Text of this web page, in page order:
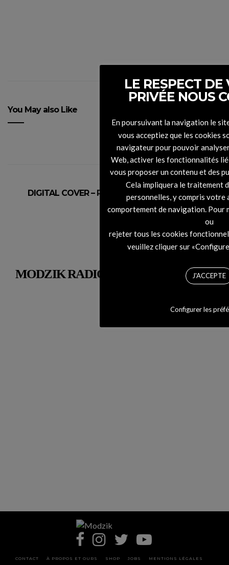
You May also Like
DIGITAL COVER – RHYTHM #45 Montemarco
MODZIK RADIO
CONTACT À PROPOS ET OURS SHOP JOBS MENTIONS LÉGALES
LE RESPECT DE
PRIVÉE NOUS
En poursuivant la navigation le
vous acceptiez que les cookies
navigateur pour pouvoir
Web, activer les fonctionnalités
vous proposer un contenu et des
Cela impliquera le traitement
personnelles, y compris votre
comportement de navigation. Pour
ou
rejeter tous les cookies
veuillez cliquer sur
J'ACCEPTE
Configurer les